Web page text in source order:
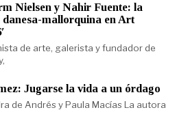
Nielsen y Nahir Fuente: la
danesa-mallorquina en Art
de arte, galerista y fundador de
Jugarse la vida a un órdago
de Andrés y Paula Macías La autora